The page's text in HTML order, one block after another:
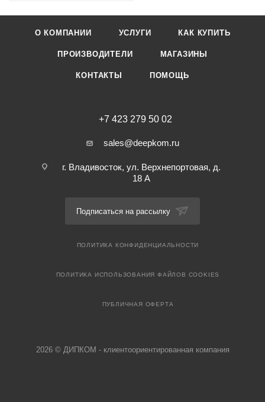
О КОМПАНИИ УСЛУГИ КАК КУПИТЬ
ПРОИЗВОДИТЕЛИ МАГАЗИНЫ
КОНТАКТЫ ПОМОЩЬ
+7 423 279 50 02
sales@deepkom.ru
г. Владивосток, ул. Верхнепортовая, д.
18 А
Подписаться на рассылку
ПОЛИТИКА КОНФИДЕНЦИАЛЬНОСТИ
ПОЛИТИКА ИСПОЛЬЗОВАНИЯ ФАЙЛОВ COOKIES
ПУБЛИЧНАЯ ОФЕРТА
2026 © ДИПКОМ - клиентоориентированная компания